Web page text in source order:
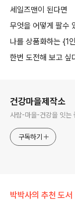
세일즈맨이 된다면
무엇을 어떻게 팔수
나를 상품화하는 {1
한번 도전해 보고 싶
건강마을제작소
사람-마을-건강을 잇는
구독하기
박박사의 추천 도서